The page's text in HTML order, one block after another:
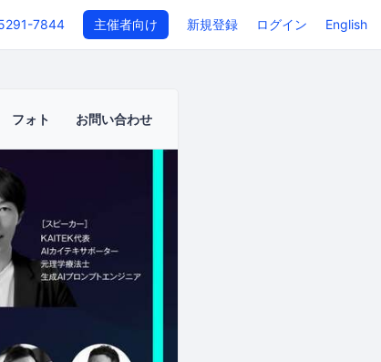
7844 主催者向け 新規登録 ログイン English
フォト お問い合わせ